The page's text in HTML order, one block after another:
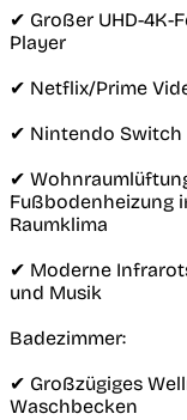
✔︎ Großer UHD-4K-
Player
✔︎ Netflix/Prime
✔︎ Nintendo Switch
✔︎
Fußbodenheizung
Raumklima
✔︎ Moderne
und Musik
Badezimmer:
✔︎ Großzügiges
Waschbecken